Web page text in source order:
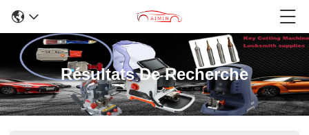
Résultats De Recherche